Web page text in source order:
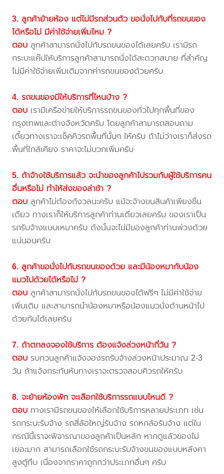
3. ลูกค้าย้ายห้อง แต่ไม่มีรถส่วนตัว ขอนั่งไปกับที่รถขนของ
ได้หรือไม่ มีค่าใช้จ่ายเพิ่มไหม ?
ตอบ ลูกค้าสามารถนั่งไปกับรถขนของได้เลยครับ เรามีรถ
กระบะแค๊ปให้บริการลูกค้าสามารถนั่งได้สะดวกสบาย ที่สำคัญ
ไม่มีค่าใช้จ่ายเพิ่มเติมจากค่ารถขนของด้วยครับ
4. รถขนของมีให้บริการที่ไหนบ้าง ?
ตอบ เรามีเครือข่ายให้บริการรถขนของทั่วไปทุกพื้นที่ของ
กรุงเทพและต่างจังหวัดครับ โดยลูกค้าสามารถสอบถาม
เดี๋ยวทางเราจะเช็คคิวรถพื้นที่นั้นๆ ให้ครับ ถ้าไม่ว่างเราก็ส่งรถ
พื้นที่ใกล้เคียง ราคาจะไม่บวกเพิ่มครับ
5. ถ้าจ้างใช้บริการแล้ว จะนำของลูกค้าไปรวมกับผู้ใช้บริการคน
อื่นหรือไม่ ทำให้ส่งของล่าช้า ?
ตอบ ลูกค้าไม่ต้องกังวลนะครับ แม้จะจ้างขนสินค้าเพียงชิ้น
เดียว ทางเราก็ให้บริการลูกค้าท่านเดียวเลยครับ ของเราเป็น
รถรับจ้างแบบเหมาครับ ดังนั้นจะไม่มีของลูกค้าท่านพ่วงด้วย
แน่นอนครับ
6. ลูกค้าขอนั่งไปกับรถขนของด้วย และมีน้องหมากับน้อง
แมวไปด้วยได้หรือไม่ ?
ตอบ ลูกค้าสามารถนั่งไปกับรถขนของได้ฟรีๆ ไม่มีค่าใช้จ่าย
เพิ่มเติม และสามารถนำน้องหมาหรือน้องแมวนั่งด้านหน้าไป
ด้วยกันได้เลยครับ
7. ถ้าตกลงจองใช้บริการ ต้องแจ้งล่วงหน้ากี่วัน ?
ตอบ รบกวนลูกค้าแจ้งจองรถรับจ้างล่วงหน้าประมาณ 2-3
วัน ถ้าแจ้งกระทันหันทางเราจะตรวจสอบคิวรถให้ครับ
8. จะย้ายห้องพัก จะเลือกใช้บริการรถแบบไหนดี ?
ตอบ ทางเรามีรถขนของให้เลือกใช้บริการหลายประเภท เช่น
รถกระบะรับจ้าง รถสี่ล้อใหญ่รับจ้าง รถหกล้อรับจ้าง แต่ใน
กรณีนี้เราจะพิจารณาของลูกค้าเป็นหลัก หากดูแล้วของไม่
เยอะมาก สามารถเลือกใช้รถกระบะรับจ้างขนของแบบหลังคา
สูงตู้ทึบ เนื่องจากราคาถูกกว่าประเภทอื่นๆ ครับ